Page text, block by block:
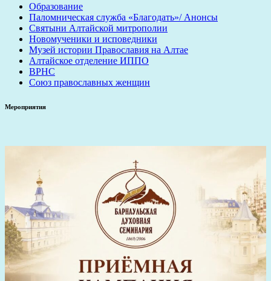
Образование
Паломническая служба «Благодать»/ Анонсы
Святыни Алтайской митрополии
Новомученики и исповедники
Музей истории Православия на Алтае
Алтайское отделение ИППО
ВРНС
Союз православных женщин
Мероприятия